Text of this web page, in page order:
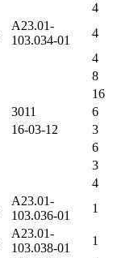
4
А23.01-
103.034-01
4
4
8
16
3011
6
16-03-12
3
6
3
4
А23.01-
103.036-01
1
А23.01-
103.038-01
1